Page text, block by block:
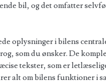
bil, og det omfatter
oplysninger i bilens
som du ønsker. De
tekster, som er
alt om bilens funktioner i